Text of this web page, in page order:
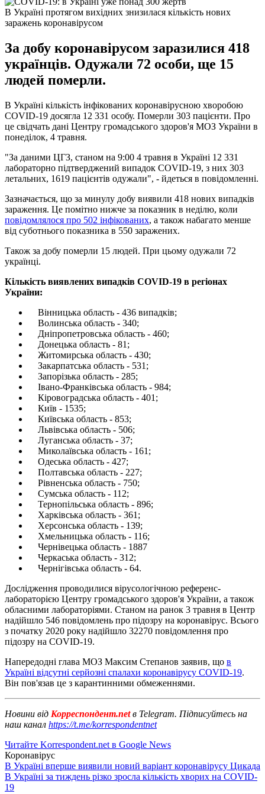
В Україні протягом вихідних знизилася кількість нових
заражень коронавірусом
За добу коронавірусом заразилися 418
українців. Одужали 72 особи, ще 15
людей померли.
В Україні кількість інфікованих коронавірусною хворобою
COVID-19 досягла 12 331 особу. Померли 303 пацієнти. Про
це свідчать дані Центру громадського здоров'я МОЗ України в
понеділок, 4 травня.
"За даними ЦГЗ, станом на 9:00 4 травня в Україні 12 331
лабораторно підтверджений випадок COVID-19, з них 303
летальних, 1619 пацієнтів одужали", - йдеться в повідомленні.
Зазначається, що за минулу добу виявили 418 нових випадків
зараження. Це помітно нижче за показник в неділю, коли
повідомлялося про 502 інфікованих, а також набагато менше
від суботнього показника в 550 заражених.
Також за добу померли 15 людей. При цьому одужали 72
українці.
Кількість виявлених випадків COVID-19 в регіонах
України:
Вінницька область - 436 випадків;
Волинська область - 340;
Дніпропетровська область - 460;
Донецька область - 81;
Житомирська область - 430;
Закарпатська область - 531;
Запорізька область - 285;
Івано-Франківська область - 984;
Кіровоградська область - 401;
Київ - 1535;
Київська область - 853;
Львівська область - 506;
Луганська область - 37;
Миколаївська область - 161;
Одеська область - 427;
Полтавська область - 227;
Рівненська область - 750;
Сумська область - 112;
Тернопільська область - 896;
Харківська область - 361;
Херсонська область - 139;
Хмельницька область - 116;
Чернівецька область - 1887
Черкаська область - 312;
Чернігівська область - 64.
Дослідження проводилися вірусологічною референс-
лабораторією Центру громадського здоров'я України, а також
обласними лабораторіями. Станом на ранок 3 травня в Центр
надійшло 546 повідомлень про підозру на коронавірус. Всього
з початку 2020 року надійшло 32270 повідомлення про
підозру на COVID-19.
Напередодні глава МОЗ Максим Степанов заявив, що в
Україні відсутні серйозні спалахи коронавірусу COVID-19.
Він пов'язав це з карантинними обмеженнями.
Новини від Корреспондент.netв Telegram. Підписуйтесь на
наш канал https://t.me/korrespondentnet
Читайте Korrespondent.net в Google News
Коронавірус
В Україні вперше виявили новий варіант коронавірусу Цикада
В Україні за тиждень різко зросла кількість хворих на COVID-
19